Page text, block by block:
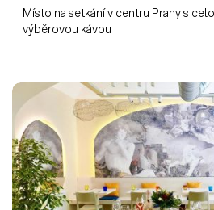
Místo na setkání v centru Prahy s
výběrovou kávou